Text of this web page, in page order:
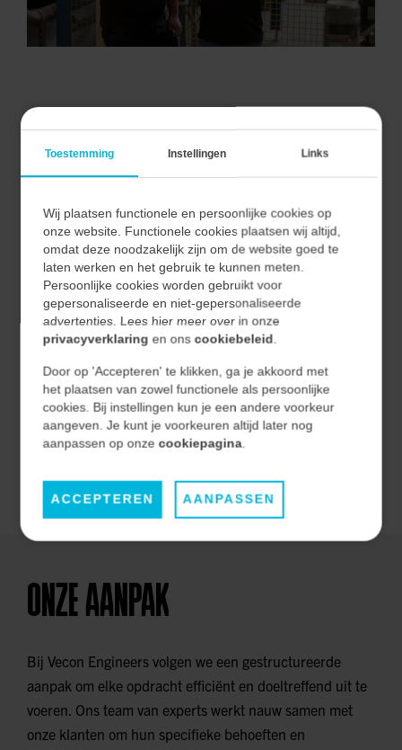
VAN ALLE MARKTEN THUIS.
Bij Vecon Engineers begrijpen we dat elke markt unieke
uitdagingen en kansen biedt.
Door nauwe samenwerking met onze klanten begrijpen
we hun unieke behoeften en vertalen we deze naar
effectieve en duurzame oplossingen.
onze oplossingen, maar ook hun relevantie en
effectiviteit op de lange termijn.
ONZE AANPAK
Bij Vecon Engineers volgen we een gestructureerde
aanpak om elke opdracht efficiënt en doeltreffend uit te
voeren. Ons team van experts werkt nauw samen met
onze klanten om hun specifieke behoeften en
Toestemming Instellingen Links
Wij plaatsen functionele en persoonlijke cookies op
onze website. Functionele cookies plaatsen wij altijd,
omdat deze noodzakelijk zijn om de website goed te
laten werken en het gebruik te kunnen meten.
Persoonlijke cookies worden gebruikt voor
gepersonaliseerde en niet-gepersonaliseerde
advertenties. Lees hier meer over in onze
privacyverklaring en onscookiebeleid.
Door op 'Accepteren' te klikken, ga je akkoord met
het plaatsen van zowel functionele als persoonlijke
cookies. Bij instellingen kun je een andere voorkeur
aangeven. Je kunt je voorkeuren altijd later nog
aanpassen op onzecookiepagina.
ACCEPTEREN AANPASSEN